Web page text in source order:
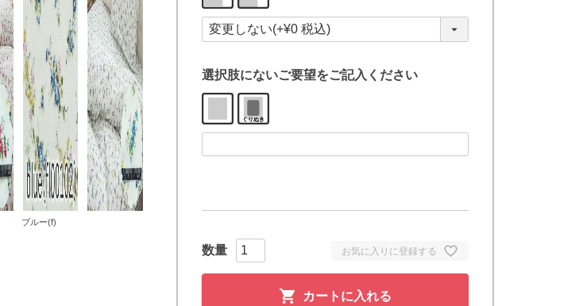
ブルー(f)
お気に入りに登録する
カートに入れる
須
)
選択肢にないご要望をご記入ください